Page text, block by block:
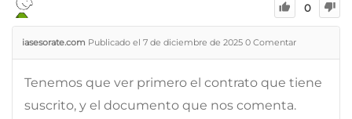
0
iasesorate.com Publicado el 7 de diciembre de 2025 0 Comentar
Tenemos que ver primero el contrato que tiene
suscrito, y el documento que nos comenta.